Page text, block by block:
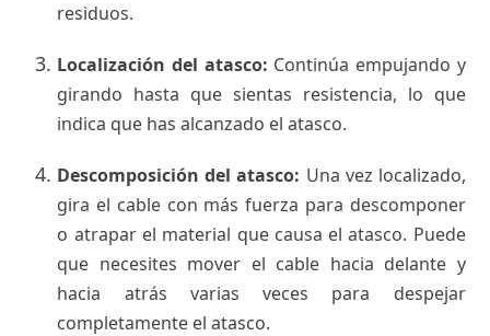
residuos.
Localización del atasco: Continúa empujando y
girando hasta que sientas resistencia, lo que
indica que has alcanzado el atasco.
Descomposición del atasco: Una vez localizado,
gira el cable con más fuerza para descomponer
o atrapar el material que causa el atasco. Puede
que necesites mover el cable hacia delante y
hacia atrás varias veces para despejar
completamente el atasco.